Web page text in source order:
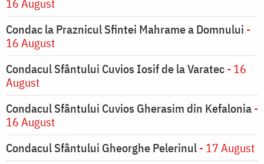
16 August
Condac la Praznicul Sfintei Mahrame a Domnului -
16 August
Condacul Sfântului Cuvios Iosif de la Varatec- 16
August
Condacul Sfântului Cuvios Gherasim din Kefalonia-
16 August
Condacul Sfântului Gheorghe Pelerinul- 17 August